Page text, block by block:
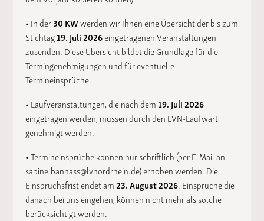
• In der30 KWwerden wir Ihnen eine Übersicht der bis zum
Stichtag19. Juli 2026eingetragenen Veranstaltungen
zusenden. Diese Übersicht bildet die Grundlage für die
Termingenehmigungen und für eventuelle
Termineinsprüche.
• Laufveranstaltungen, die nach dem19. Juli 2026
eingetragen werden, müssen durch den LVN-Laufwart
genehmigt werden.
• Termineinsprüche können nur schriftlich (per E-Mail an
sabine.bannass@lvnordrhein.de) erhoben werden. Die
Einspruchsfrist endet am 23. August 2026. Einsprüche die
danach bei uns eingehen, können nicht mehr als solche
berücksichtigt werden.